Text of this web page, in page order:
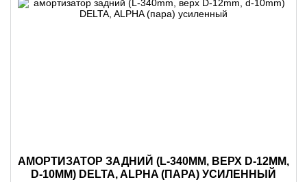
АМОРТИЗАТОР ЗАДНИЙ (L-340MM, ВЕРХ D-12MM,
D-10MM) DELTA, ALPHA (ПАРА) УСИЛЕННЫЙ